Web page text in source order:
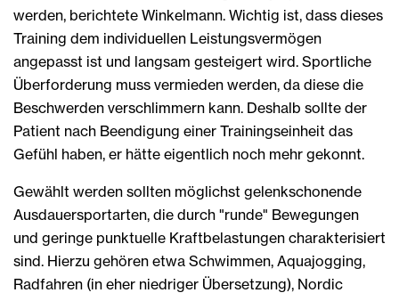
werden, berichtete Winkelmann. Wichtig ist, dass dieses
Training dem individuellen Leistungsvermögen
angepasst ist und langsam gesteigert wird. Sportliche
Überforderung muss vermieden werden, da diese die
Beschwerden verschlimmern kann. Deshalb sollte der
Patient nach Beendigung einer Trainingseinheit das
Gefühl haben, er hätte eigentlich noch mehr gekonnt.
Gewählt werden sollten möglichst gelenkschonende
Ausdauersportarten, die durch "runde" Bewegungen
und geringe punktuelle Kraftbelastungen charakterisiert
sind. Hierzu gehören etwa Schwimmen, Aquajogging,
Radfahren (in eher niedriger Übersetzung), Nordic